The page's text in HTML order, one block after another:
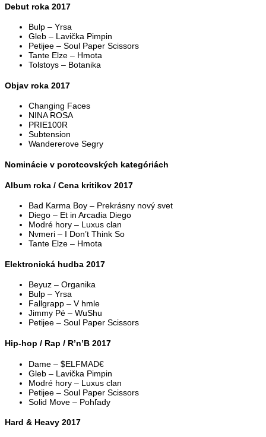
Debut roka 2017
Bulp – Yrsa
Gleb – Lavička Pimpin
Petijee – Soul Paper Scissors
Tante Elze – Hmota
Tolstoys – Botanika
Objav roka 2017
Changing Faces
NINA ROSA
PRIE100R
Subtension
Wandererove Segry
Nominácie v porotcovských kategóriách
Album roka / Cena kritikov 2017
Bad Karma Boy – Prekrásny nový svet
Diego – Et in Arcadia Diego
Modré hory – Luxus clan
Nvmeri – I Don’t Think So
Tante Elze – Hmota
Elektronická hudba 2017
Beyuz – Organika
Bulp – Yrsa
Fallgrapp – V hmle
Jimmy Pé – WuShu
Petijee – Soul Paper Scissors
Hip-hop / Rap / R’n’B 2017
Dame – $ELFMAD€
Gleb – Lavička Pimpin
Modré hory – Luxus clan
Petijee – Soul Paper Scissors
Solid Move – Pohľady
Hard & Heavy 2017